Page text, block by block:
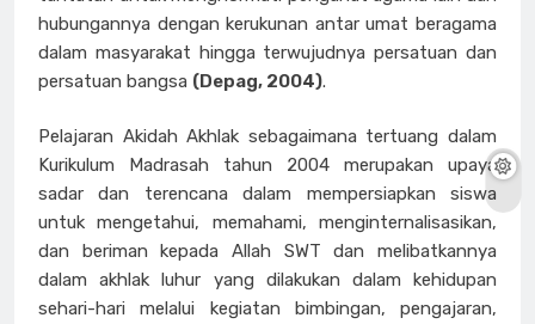
hubungannya dengan kerukunan antar umat beragama
dalam masyarakat hingga terwujudnya persatuan dan
persatuan bangsa (Depag, 2004).
Pelajaran Akidah Akhlak sebagaimana tertuang dalam
Kurikulum Madrasah tahun 2004 merupakan upaya
sadar dan terencana dalam mempersiapkan siswa
untuk mengetahui, memahami, menginternalisasikan,
dan beriman kepada Allah SWT dan melibatkannya
dalam akhlak luhur yang dilakukan dalam kehidupan
sehari-hari melalui kegiatan bimbingan, pengajaran,